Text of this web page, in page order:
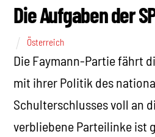
Die Aufgaben der
Österreich
Die Faymann-Partie fährt
mit ihrer Politik des
Schulterschlusses voll an
verbliebene Parteilinke